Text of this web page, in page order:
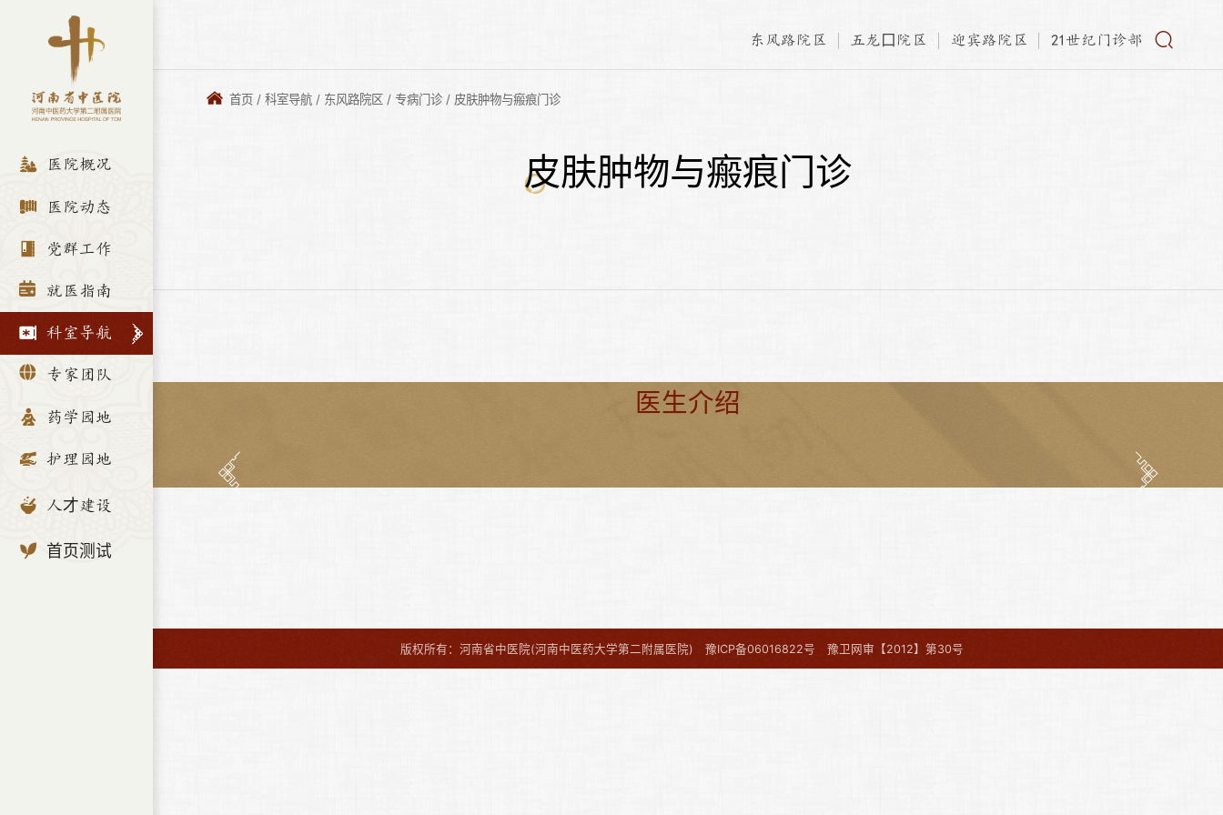
医院概况
医院动态
党群工作
就医指南
科室导航
专家团队
药学园地
护理园地
人才建设
首页测试
东风路院区 五龙口院区 迎宾路院区 21世纪门诊部
首页/ 科室导航/ 东风路院区/ 专病门诊/ 皮肤肿物与瘢痕门诊
皮肤肿物与瘢痕门诊
医生介绍
版权所有：河南省中医院(河南中医药大学第二附属医院) 豫ICP备06016822号 豫卫网审【2012】第30号